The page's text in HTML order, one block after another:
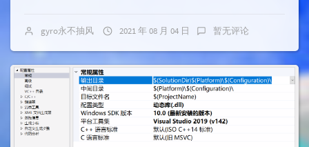
gyro永不抽风 2021 年 08 月 04 日 暂无评论